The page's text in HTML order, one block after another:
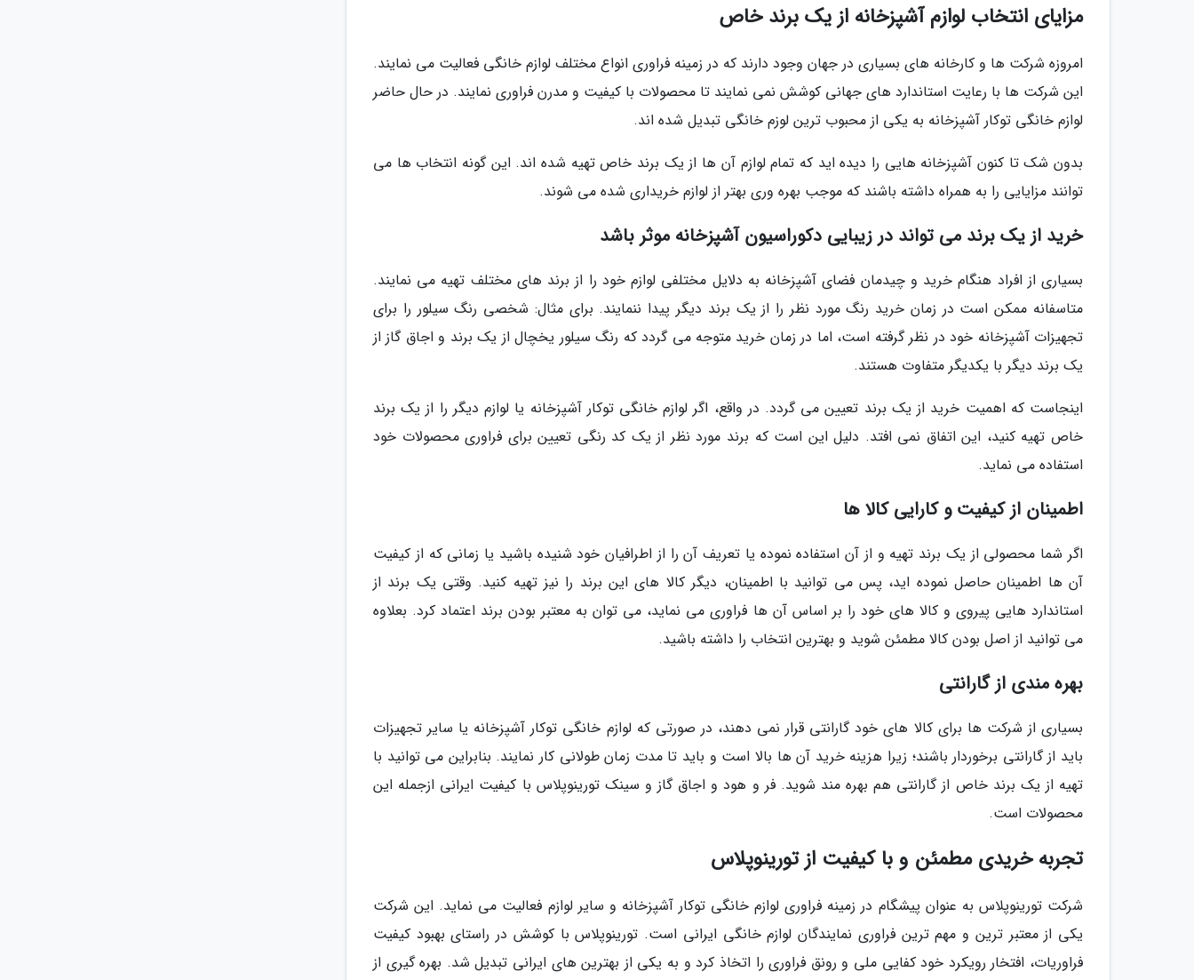
مزایای انتخاب لوازم آشپزخانه از یک برند خاص
امروزه شرکت ها و کارخانه های بسیاری در جهان وجود دارند که در زمینه فراوری انواع مختلف لوازم خانگی فعالیت می نمایند.
این شرکت ها با رعایت استاندارد های جهانی کوشش نمی نمایند تا محصولات با کیفیت و مدرن فراوری نمایند. در حال حاضر
لوازم خانگی توکار آشپزخانه به یکی از محبوب ترین لوزم خانگی تبدیل شده اند.
بدون شک تا کنون آشپزخانه هایی را دیده اید که تمام لوازم آن ها از یک برند خاص تهیه شده اند. این گونه انتخاب ها می
توانند مزایایی را به همراه داشته باشند که موجب بهره وری بهتر از لوازم خریداری شده می شوند.
خرید از یک برند می تواند در زیبایی دکوراسیون آشپزخانه موثر باشد
بسیاری از افراد هنگام خرید و چیدمان فضای آشپزخانه به دلایل مختلفی لوازم خود را از برند های مختلف تهیه می نمایند.
متاسفانه ممکن است در زمان خرید رنگ مورد نظر را از یک برند دیگر پیدا ننمایند. برای مثال: شخصی رنگ سیلور را برای
تجهیزات آشپزخانه خود در نظر گرفته است، اما در زمان خرید متوجه می گردد که رنگ سیلور یخچال از یک برند و اجاق گاز از
یک برند دیگر با یکدیگر متفاوت هستند.
اینجاست که اهمیت خرید از یک برند تعیین می گردد. در واقع، اگر لوازم خانگی توکار آشپزخانه یا لوازم دیگر را از یک برند
خاص تهیه کنید، این اتفاق نمی افتد. دلیل این است که برند مورد نظر از یک کد رنگی تعیین برای فراوری محصولات خود
استفاده می نماید.
اطمینان از کیفیت و کارایی کالا ها
اگر شما محصولی از یک برند تهیه و از آن استفاده نموده یا تعریف آن را از اطرافیان خود شنیده باشید یا زمانی که از کیفیت
آن ها اطمینان حاصل نموده اید، پس می توانید با اطمینان، دیگر کالا های این برند را نیز تهیه کنید. وقتی یک برند از
استاندارد هایی پیروی و کالا های خود را بر اساس آن ها فراوری می نماید، می توان به معتبر بودن برند اعتماد کرد. بعلاوه
می توانید از اصل بودن کالا مطمئن شوید و بهترین انتخاب را داشته باشید.
بهره مندی از گارانتی
بسیاری از شرکت ها برای کالا های خود گارانتی قرار نمی دهند، در صورتی که لوازم خانگی توکار آشپزخانه یا سایر تجهیزات
باید از گارانتی برخوردار باشند؛ زیرا هزینه خرید آن ها بالا است و باید تا مدت زمان طولانی کار نمایند. بنابراین می توانید با
تهیه از یک برند خاص از گارانتی هم بهره مند شوید. فر و هود و اجاق گاز و سینک تورینوپلاس با کیفیت ایرانی ازجمله این
محصولات است.
تجربه خریدی مطمئن و با کیفیت از تورینوپلاس
شرکت تورینوپلاس به عنوان پیشگام در زمینه فراوری لوازم خانگی توکار آشپزخانه و سایر لوازم فعالیت می نماید. این شرکت
یکی از معتبر ترین و مهم ترین فراوری نمایندگان لوازم خانگی ایرانی است. تورینوپلاس با کوشش در راستای بهبود کیفیت
فراوریات، افتخار رویکرد خود کفایی ملی و رونق فراوری را اتخاذ کرد و به یکی از بهترین های ایرانی تبدیل شد. بهره گیری از